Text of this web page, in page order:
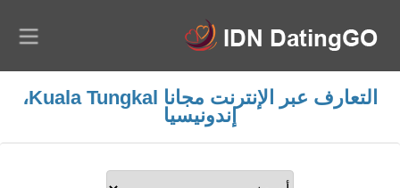
التعارف عبر الإنترنت مجانا Kuala Tungkal،
إندونيسيا